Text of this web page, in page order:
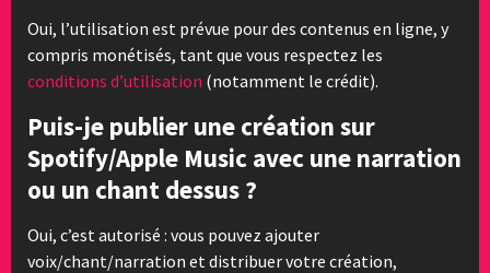
Oui, l’utilisation est prévue pour des contenus en ligne, y
compris monétisés, tant que vous respectez les
conditions d’utilisation (notamment le crédit).
Puis-je publier une création sur
Spotify/Apple Music avec une narration
ou un chant dessus ?
Oui, c’est autorisé : vous pouvez ajouter
voix/chant/narration et distribuer votre création,